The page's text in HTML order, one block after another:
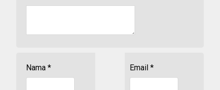
Nama * Email *